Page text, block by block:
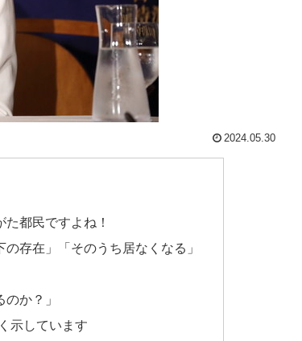
2024.05.30
都民ですよね！
存在」「そのうち居なくなる」
か？」
示しています